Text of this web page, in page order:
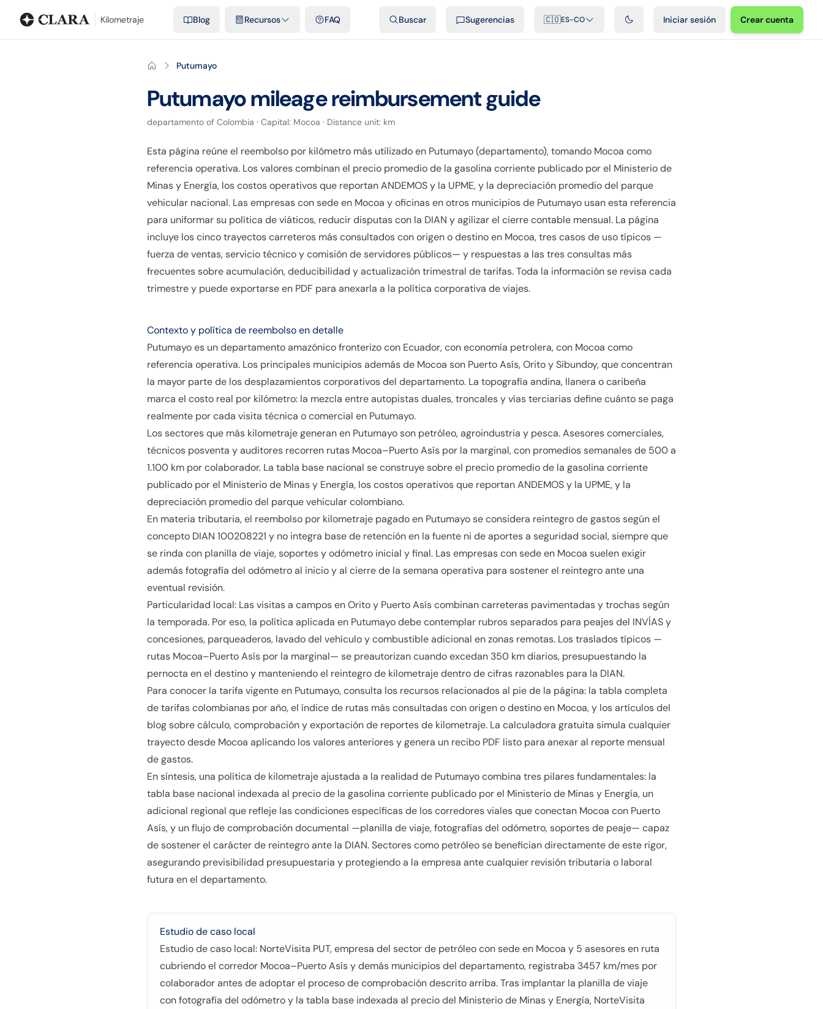
IntegracionesFAQ
Kilometraje Blog Recursos FAQ Buscar Sugerencias 🇨🇴ES-CO Iniciar sesión Crear cuenta
Putumayo
Putumayomileage reimbursement guide
departamento of Colombia · Capital: Mocoa · Distance unit: km
Esta página reúne el reembolso por kilómetro más utilizado en Putumayo (departamento), tomando Mocoa como
referencia operativa. Los valores combinan el precio promedio de la gasolina corriente publicado por el Ministerio de
Minas y Energía, los costos operativos que reportan ANDEMOS y la UPME, y la depreciación promedio del parque
vehicular nacional. Las empresas con sede en Mocoa y oficinas en otros municipios de Putumayo usan esta referencia
para uniformar su política de viáticos, reducir disputas con la DIAN y agilizar el cierre contable mensual. La página
incluye los cinco trayectos carreteros más consultados con origen o destino en Mocoa, tres casos de uso típicos —
fuerza de ventas, servicio técnico y comisión de servidores públicos— y respuestas a las tres consultas más
frecuentes sobre acumulación, deducibilidad y actualización trimestral de tarifas. Toda la información se revisa cada
trimestre y puede exportarse en PDF para anexarla a la política corporativa de viajes.
Contexto y política de reembolso en detalle
Putumayo es un departamento amazónico fronterizo con Ecuador, con economía petrolera, con Mocoa como
referencia operativa. Los principales municipios además de Mocoa son Puerto Asís, Orito y Sibundoy, que concentran
la mayor parte de los desplazamientos corporativos del departamento. La topografía andina, llanera o caribeña
marca el costo real por kilómetro: la mezcla entre autopistas duales, troncales y vías terciarias define cuánto se paga
realmente por cada visita técnica o comercial en Putumayo.
Los sectores que más kilometraje generan en Putumayo son petróleo, agroindustria y pesca. Asesores comerciales,
técnicos posventa y auditores recorren rutas Mocoa–Puerto Asís por la marginal, con promedios semanales de 500 a
1.100 km por colaborador. La tabla base nacional se construye sobre el precio promedio de la gasolina corriente
publicado por el Ministerio de Minas y Energía, los costos operativos que reportan ANDEMOS y la UPME, y la
depreciación promedio del parque vehicular colombiano.
En materia tributaria, el reembolso por kilometraje pagado en Putumayo se considera reintegro de gastos según el
concepto DIAN 100208221 y no integra base de retención en la fuente ni de aportes a seguridad social, siempre que
se rinda con planilla de viaje, soportes y odómetro inicial y final. Las empresas con sede en Mocoa suelen exigir
además fotografía del odómetro al inicio y al cierre de la semana operativa para sostener el reintegro ante una
eventual revisión.
Particularidad local: Las visitas a campos en Orito y Puerto Asís combinan carreteras pavimentadas y trochas según
la temporada. Por eso, la política aplicada en Putumayo debe contemplar rubros separados para peajes del INVÍAS y
concesiones, parqueaderos, lavado del vehículo y combustible adicional en zonas remotas. Los traslados típicos —
rutas Mocoa–Puerto Asís por la marginal— se preautorizan cuando excedan 350 km diarios, presupuestando la
pernocta en el destino y manteniendo el reintegro de kilometraje dentro de cifras razonables para la DIAN.
Para conocer la tarifa vigente en Putumayo, consulta los recursos relacionados al pie de la página: la tabla completa
de tarifas colombianas por año, el índice de rutas más consultadas con origen o destino en Mocoa, y los artículos del
blog sobre cálculo, comprobación y exportación de reportes de kilometraje. La calculadora gratuita simula cualquier
trayecto desde Mocoa aplicando los valores anteriores y genera un recibo PDF listo para anexar al reporte mensual
de gastos.
En síntesis, una política de kilometraje ajustada a la realidad de Putumayo combina tres pilares fundamentales: la
tabla base nacional indexada al precio de la gasolina corriente publicado por el Ministerio de Minas y Energía, un
adicional regional que refleje las condiciones específicas de los corredores viales que conectan Mocoa con Puerto
Asís, y un flujo de comprobación documental —planilla de viaje, fotografías del odómetro, soportes de peaje— capaz
de sostener el carácter de reintegro ante la DIAN. Sectores como petróleo se benefician directamente de este rigor,
asegurando previsibilidad presupuestaria y protegiendo a la empresa ante cualquier revisión tributaria o laboral
futura en el departamento.
Estudio de caso local
Estudio de caso local: NorteVisita PUT, empresa del sector de petróleo con sede en Mocoa y 5 asesores en ruta
cubriendo el corredor Mocoa–Puerto Asís y demás municipios del departamento, registraba 3457 km/mes por
colaborador antes de adoptar el proceso de comprobación descrito arriba. Tras implantar la planilla de viaje
con fotografía del odómetro y la tabla base indexada al precio del Ministerio de Minas y Energía, NorteVisita